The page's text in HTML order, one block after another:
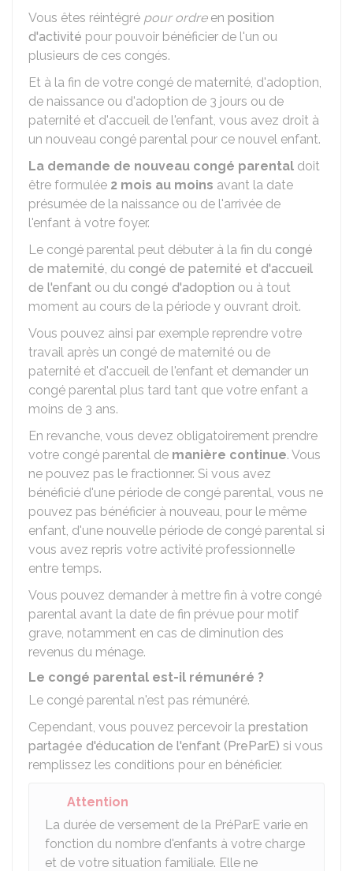
Vous êtes réintégré pour ordreen position
d'activité pour pouvoir bénéficier de l'un ou
plusieurs de ces congés.
Et à la fin de votre congé de maternité, d'adoption,
de naissance ou d'adoption de 3 jours ou de
paternité et d'accueil de l'enfant, vous avez droit à
un nouveau congé parental pour ce nouvel enfant.
La demande de nouveau congé parental doit
être formulée 2 mois au moins avant la date
présumée de la naissance ou de l'arrivée de
l'enfant à votre foyer.
Le congé parental peut débuter à la fin du congé
de maternité, du congé de paternité et d'accueil
de l'enfant ou du congé d'adoption ou à tout
moment au cours de la période y ouvrant droit.
Vous pouvez ainsi par exemple reprendre votre
travail après un congé de maternité ou de
paternité et d'accueil de l'enfant et demander un
congé parental plus tard tant que votre enfant a
moins de 3 ans.
En revanche, vous devez obligatoirement prendre
votre congé parental de manière continue. Vous
ne pouvez pas le fractionner. Si vous avez
bénéficié d'une période de congé parental, vous ne
pouvez pas bénéficier à nouveau, pour le même
enfant, d'une nouvelle période de congé parental si
vous avez repris votre activité professionnelle
entre temps.
Vous pouvez demander à mettre fin à votre congé
parental avant la date de fin prévue pour motif
grave, notamment en cas de diminution des
revenus du ménage.
Le congé parental est-il rémunéré ?
Le congé parental n'est pas rémunéré.
Cependant, vous pouvez percevoir la prestation
partagée d'éducation de l'enfant (PreParE) si vous
remplissez les conditions pour en bénéficier.
Attention
La durée de versement de la PréParE varie en
fonction du nombre d'enfants à votre charge
et de votre situation familiale. Elle ne